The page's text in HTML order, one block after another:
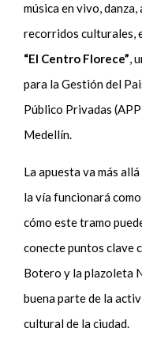
música en vivo,
recorridos culturales,
“El Centro Florece”,
para la Gestión del
Público Privadas
Medellín.
La apuesta va más
la vía funcionará
cómo este tramo
conecte puntos clave
Botero y la plazoleta
buena parte de la
cultural de la ciudad.